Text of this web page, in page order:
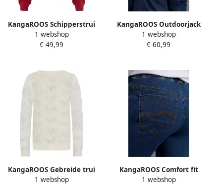
KangaROOS Schipperstrui
in colourblocking-design
1 webshop
€ 49,99
KangaROOS Outdoorjack
Winterwarme jas Lange
Winterjack met
1 webshop
€ 60,99
KangaROOS Gebreide trui
Ajour-trui voor meisjes
1 webshop
KangaROOS Comfort fit
jeans
1 webshop